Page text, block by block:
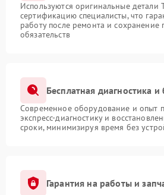
Используются оригинальные
сертификацию специалисты, что
работу после ремонта и сохранение
обязательств
Бесплатная диагностика
Современное оборудование и опыт
экспресс-диагностику и
сроки, минимизируя время без
Гарантия на работы и